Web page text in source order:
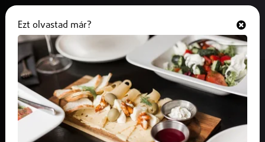
Áprilisban izgalmas színházi
bemutatókkal készül a Móricz
Zsigmond Színház
Ezt olvastad már?